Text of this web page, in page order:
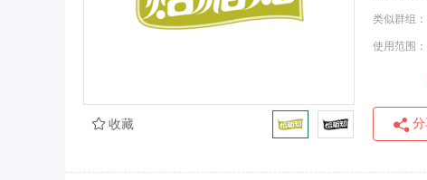
类似群组：
使用范围：
收藏